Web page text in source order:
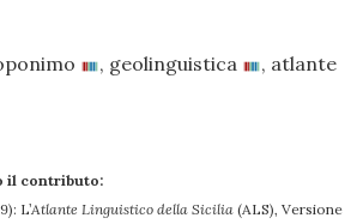
, geolinguistica , atlante
il contributo:
L’Atlante Linguistico della Sicilia (ALS), Versione